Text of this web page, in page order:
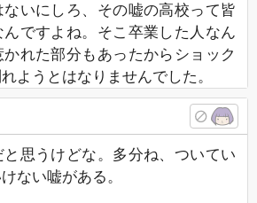
いにしろ、その嘘の高校って皆
ですよね。そこ卒業した人なん
れた部分もあったからショック
ようとはなりませんでした。
思うけどな。多分ね、ついてい
ない嘘がある。